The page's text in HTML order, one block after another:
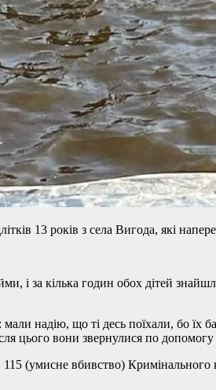
13 років з села Вигода, які
і за кілька годин обох дітей
надію, що ті десь поїхали, бо їх
цього вони звернулися по
(умисне вбивство) Кримінального